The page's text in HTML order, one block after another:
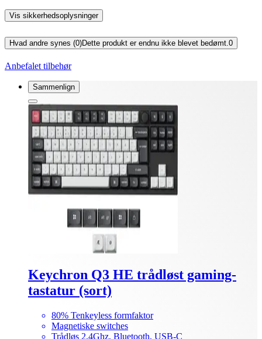
Vis sikkerhedsoplysninger
Hvad andre synes (0)Dette produkt er endnu ikke blevet bedømt. 0
Anbefalet tilbehør
Sammenlign
Keychron Q3 HE trådløst gaming-
tastatur (sort)
80% Tenkeyless formfaktor
Magnetiske switches
Trådløs 2,4Ghz, Bluetooth, USB-C